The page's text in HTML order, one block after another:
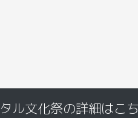
ル文化祭の詳細はこ